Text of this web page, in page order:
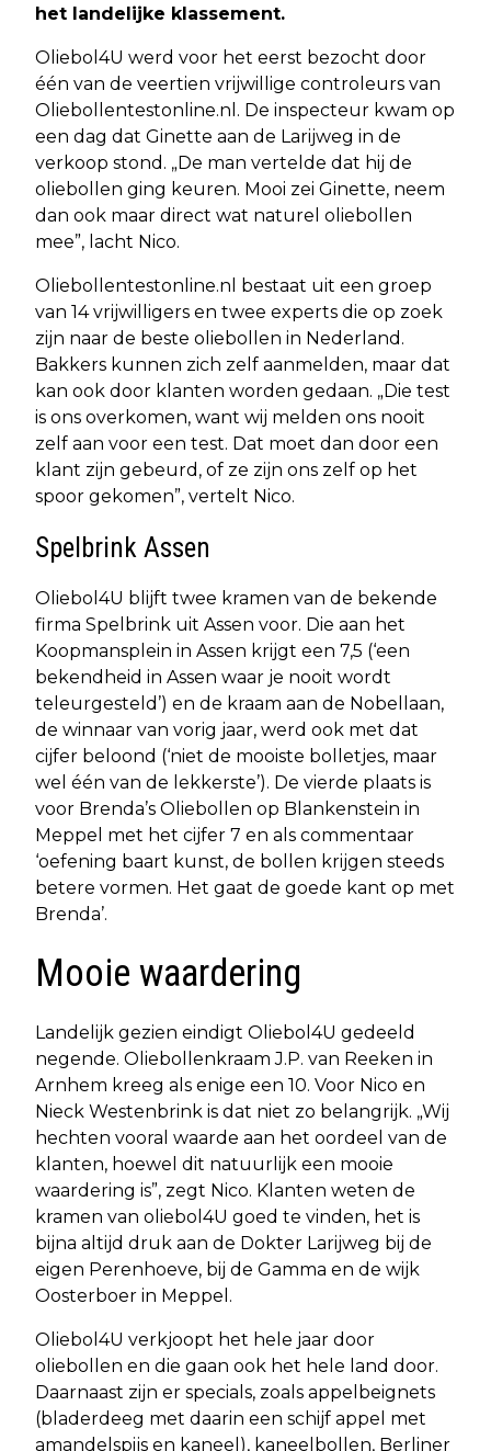
het landelijke klassement.
Oliebol4U werd voor het eerst bezocht door
één van de veertien vrijwillige controleurs van
Oliebollentestonline.nl. De inspecteur kwam op
een dag dat Ginette aan de Larijweg in de
verkoop stond. „De man vertelde dat hij de
oliebollen ging keuren. Mooi zei Ginette, neem
dan ook maar direct wat naturel oliebollen
mee”, lacht Nico.
Oliebollentestonline.nl bestaat uit een groep
van 14 vrijwilligers en twee experts die op zoek
zijn naar de beste oliebollen in Nederland.
Bakkers kunnen zich zelf aanmelden, maar dat
kan ook door klanten worden gedaan. „Die test
is ons overkomen, want wij melden ons nooit
zelf aan voor een test. Dat moet dan door een
klant zijn gebeurd, of ze zijn ons zelf op het
spoor gekomen”, vertelt Nico.
Spelbrink Assen
Oliebol4U blijft twee kramen van de bekende
firma Spelbrink uit Assen voor. Die aan het
Koopmansplein in Assen krijgt een 7,5 (‘een
bekendheid in Assen waar je nooit wordt
teleurgesteld’) en de kraam aan de Nobellaan,
de winnaar van vorig jaar, werd ook met dat
cijfer beloond (‘niet de mooiste bolletjes, maar
wel één van de lekkerste’). De vierde plaats is
voor Brenda’s Oliebollen op Blankenstein in
Meppel met het cijfer 7 en als commentaar
‘oefening baart kunst, de bollen krijgen steeds
betere vormen. Het gaat de goede kant op met
Brenda’.
Mooie waardering
Landelijk gezien eindigt Oliebol4U gedeeld
negende. Oliebollenkraam J.P. van Reeken in
Arnhem kreeg als enige een 10. Voor Nico en
Nieck Westenbrink is dat niet zo belangrijk. „Wij
hechten vooral waarde aan het oordeel van de
klanten, hoewel dit natuurlijk een mooie
waardering is”, zegt Nico. Klanten weten de
kramen van oliebol4U goed te vinden, het is
bijna altijd druk aan de Dokter Larijweg bij de
eigen Perenhoeve, bij de Gamma en de wijk
Oosterboer in Meppel.
Oliebol4U verkjoopt het hele jaar door
oliebollen en die gaan ook het hele land door.
Daarnaast zijn er specials, zoals appelbeignets
(bladerdeeg met daarin een schijf appel met
amandelspijs en kaneel), kaneelbollen, Berliner